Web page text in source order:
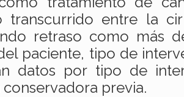
transcurrido entre la
retraso como más
paciente, tipo de
datos por tipo de
previa.